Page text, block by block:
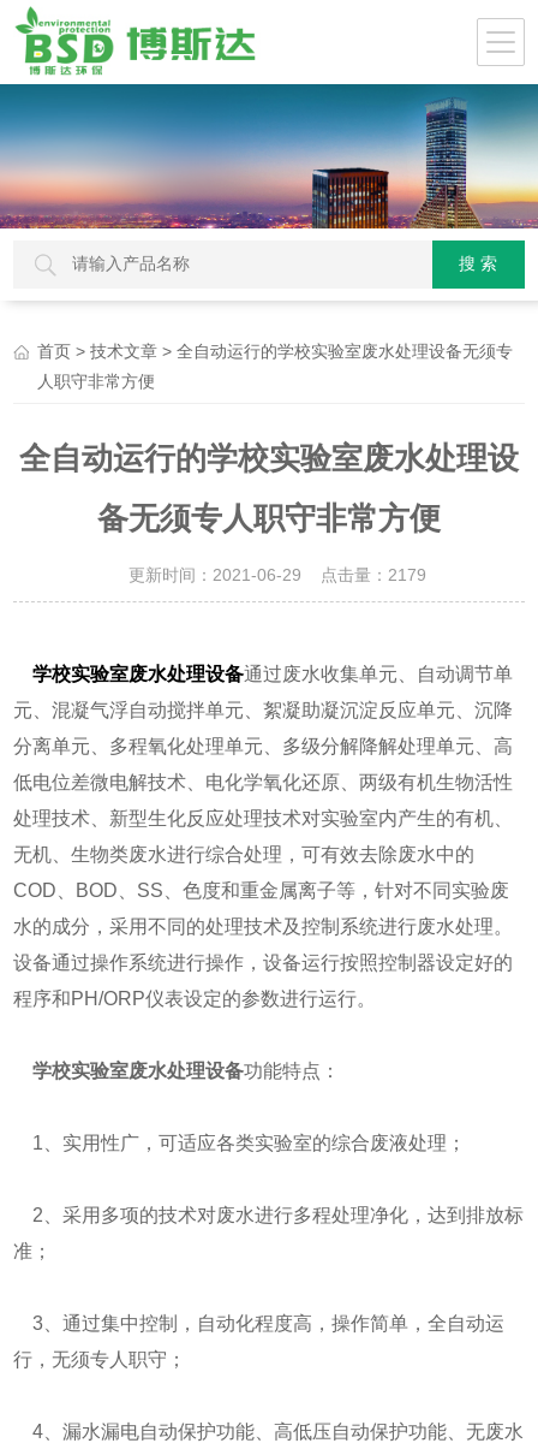
首页 >技术文章 > 全自动运行的学校实验室废水处理设备无须专
人职守非常方便
全自动运行的学校实验室废水处理设
备无须专人职守非常方便
更新时间：2021-06-29 点击量： 2179
学校实验室废水处理设备通过废水收集单元、自动调节单
元、混凝气浮自动搅拌单元、絮凝助凝沉淀反应单元、沉降
分离单元、多程氧化处理单元、多级分解降解处理单元、高
低电位差微电解技术、电化学氧化还原、两级有机生物活性
处理技术、新型生化反应处理技术对实验室内产生的有机、
无机、生物类废水进行综合处理，可有效去除废水中的
COD、BOD、SS、色度和重金属离子等，针对不同实验废
水的成分，采用不同的处理技术及控制系统进行废水处理。
设备通过操作系统进行操作，设备运行按照控制器设定好的
程序和PH/ORP仪表设定的参数进行运行。
学校实验室废水处理设备功能特点：
1、实用性广，可适应各类实验室的综合废液处理；
2、采用多项的技术对废水进行多程处理净化，达到排放标
准；
3、通过集中控制，自动化程度高，操作简单，全自动运
行，无须专人职守；
4、漏水漏电自动保护功能、高低压自动保护功能、无废水